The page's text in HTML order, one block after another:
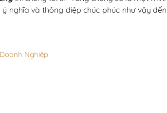
nghĩa và thông điệp chúc phúc như vậy
Nghiệp